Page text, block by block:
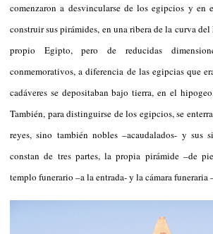
comenzaron a desvincularse de los egipcios y en
construir sus pirámides, en una ribera de la curva
propio Egipto, pero de reducidas
conmemorativos, a diferencia de las egipcias que
cadáveres se depositaban bajo tierra, en el
También, para distinguirse de los egipcios, se
reyes, sino también nobles –acaudalados- y sus
constan de tres partes, la propia pirámide –de
templo funerario –a la entrada- y la cámara